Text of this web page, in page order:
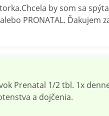
by som sa
PRONATAL. Ďakujem
Prenatal 1/2 tbl. 1x
a dojčenia.